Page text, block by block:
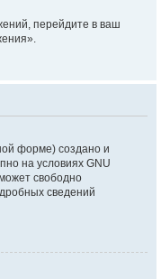
перейдите в ваш
форме) создано и
на условиях GNU
свободно
сведений